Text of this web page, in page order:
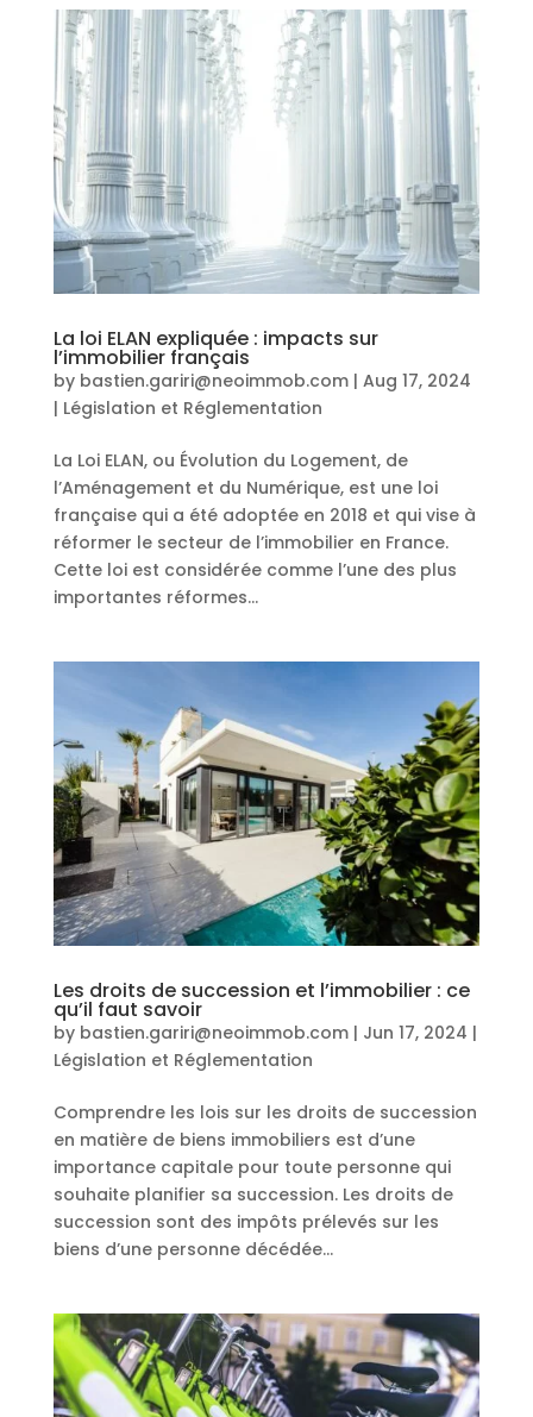
La loi ELAN expliquée : impacts sur
l’immobilier français
by bastien.gariri@neoimmob.com| Aug 17, 2024
| Législation et Réglementation
La Loi ELAN, ou Évolution du Logement, de
l’Aménagement et du Numérique, est une loi
française qui a été adoptée en 2018 et qui vise à
réformer le secteur de l’immobilier en France.
Cette loi est considérée comme l’une des plus
importantes réformes...
Les droits de succession et l’immobilier : ce
qu’il faut savoir
by bastien.gariri@neoimmob.com| Jun 17, 2024 |
Législation et Réglementation
Comprendre les lois sur les droits de succession
en matière de biens immobiliers est d’une
importance capitale pour toute personne qui
souhaite planifier sa succession. Les droits de
succession sont des impôts prélevés sur les
biens d’une personne décédée...